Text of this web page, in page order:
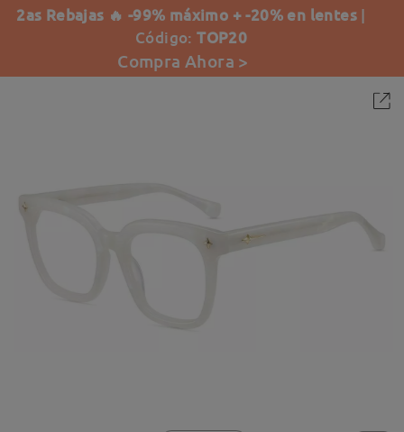
2as Rebajas 🔥 -99% máximo + -20% en lentes |
Código:TOP20
Compra Ahora >